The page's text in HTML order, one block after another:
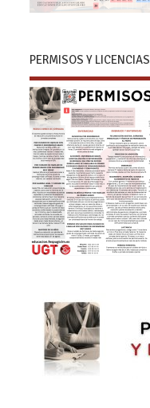
PERMISOS Y LICENCIAS